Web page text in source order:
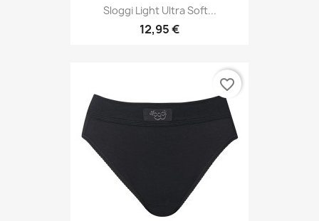
Sloggi Light Ultra Soft...
12,95 €
favorite_border